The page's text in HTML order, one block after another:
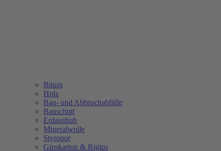
Bitum
Holz
Bau- und Abbruchabfälle
Bauschutt
Erdaushub
Mineralwolle
Styropor
Gipskarton & Rigips